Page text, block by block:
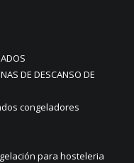
DE DESCANSO DE
congeladores
para hosteleria